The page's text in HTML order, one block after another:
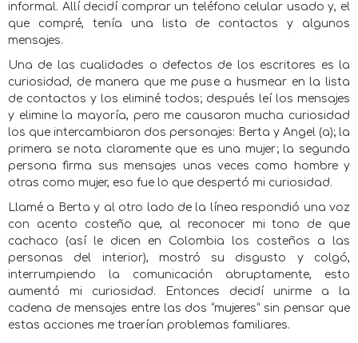
informal. Allí decidí comprar un teléfono celular usado y, el
que compré, tenía una lista de contactos y algunos
mensajes.
Una de las cualidades o defectos de los escritores es la
curiosidad, de manera que me puse a husmear en la lista
de contactos y los eliminé todos; después leí los mensajes
y elimine la mayoría, pero me causaron mucha curiosidad
los que intercambiaron dos personajes: Berta y Angel (a); la
primera se nota claramente que es una mujer; la segunda
persona firma sus mensajes unas veces como hombre y
otras como mujer, eso fue lo que despertó mi curiosidad.
Llamé a Berta y al otro lado de la línea respondió una voz
con acento costeño que, al reconocer mi tono de que
cachaco (así le dicen en Colombia los costeños a las
personas del interior), mostró su disgusto y colgó,
interrumpiendo la comunicación abruptamente, esto
aumentó mi curiosidad. Entonces decidí unirme a la
cadena de mensajes entre las dos “mujeres” sin pensar que
estas acciones me traerían problemas familiares.